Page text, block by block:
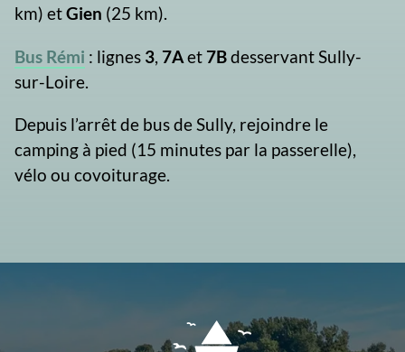
km) etGien (25 km).
Bus Rémi : lignes 3 7Aet 7Bdesservant Sully-
sur-Loire.
Depuis l’arrêt de bus de Sully, rejoindre le
camping à pied (15 minutes par la passerelle),
vélo ou covoiturage.